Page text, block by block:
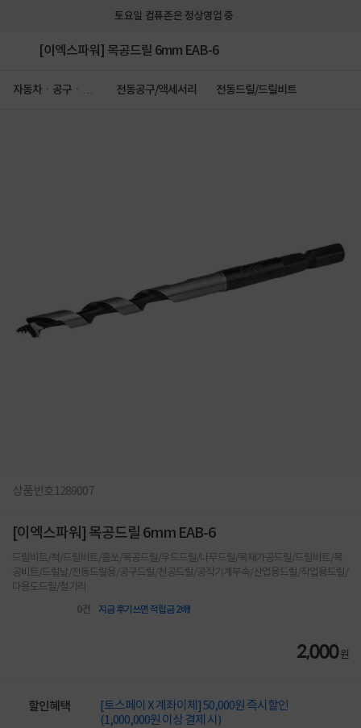
토요일 컴퓨존은 정상영업 중
[이엑스파워] 목공드릴 6mm EAB-6
자동차ㆍ공구ㆍ안
전동공구/액세서리 전동드릴/드릴비트
상품번호1289007
[이엑스파워] 목공드릴 6mm EAB-6
드릴비트/척/드릴비트/홀쏘/목공드릴/우드드릴/나무드릴/목재가공드릴/드릴비트/목
공비트/드릴날/전동드릴용/공구드릴/천공드릴/공작기계부속/산업용드릴/작업용드릴/
다용도드릴/철기리
0건 지금 후기쓰면 적립금 2배!
2,000원
할인혜택
[토스페이 X 계좌이체] 50,000원 즉시할인
(1,000,000원 이상 결제 시)